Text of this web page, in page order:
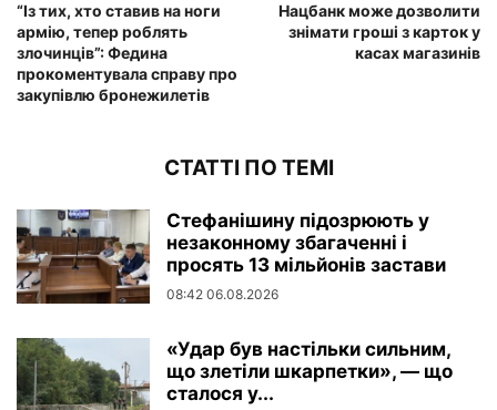
“Із тих, хто ставив на ноги
армію, тепер роблять
злочинців”: Федина
прокоментувала справу про
закупівлю бронежилетів
Нацбанк може дозволити
знімати гроші з карток у
касах магазинів
СТАТТІ ПО ТЕМІ
Стефанішину підозрюють у
незаконному збагаченні і
просять 13 мільйонів застави
08:42 06.08.2026
«Удар був настільки сильним,
що злетіли шкарпетки», — що
сталося у...